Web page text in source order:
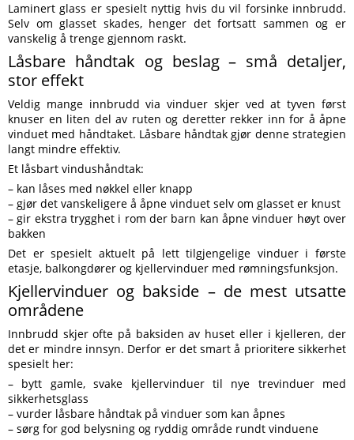
Laminert glass er spesielt nyttig hvis du vil forsinke innbrudd.
Selv om glasset skades, henger det fortsatt sammen og er
vanskelig å trenge gjennom raskt.
Låsbare håndtak og beslag – små detaljer,
stor effekt
Veldig mange innbrudd via vinduer skjer ved at tyven først
knuser en liten del av ruten og deretter rekker inn for å åpne
vinduet med håndtaket. Låsbare håndtak gjør denne strategien
langt mindre effektiv.
Et låsbart vindushåndtak:
– kan låses med nøkkel eller knapp
– gjør det vanskeligere å åpne vinduet selv om glasset er knust
– gir ekstra trygghet i rom der barn kan åpne vinduer høyt over
bakken
Det er spesielt aktuelt på lett tilgjengelige vinduer i første
etasje, balkongdører og kjellervinduer med rømningsfunksjon.
Kjellervinduer og bakside – de mest utsatte
områdene
Innbrudd skjer ofte på baksiden av huset eller i kjelleren, der
det er mindre innsyn. Derfor er det smart å prioritere sikkerhet
spesielt her:
– bytt gamle, svake kjellervinduer til nye trevinduer med
sikkerhetsglass
– vurder låsbare håndtak på vinduer som kan åpnes
– sørg for god belysning og ryddig område rundt vinduene